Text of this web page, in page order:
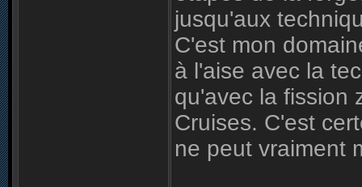
jusqu'aux
C'est mon
à l'aise avec la
qu'avec la fission
Cruises. C'est
ne peut vraiment